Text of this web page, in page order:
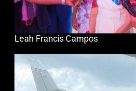
Leah Francis Campos